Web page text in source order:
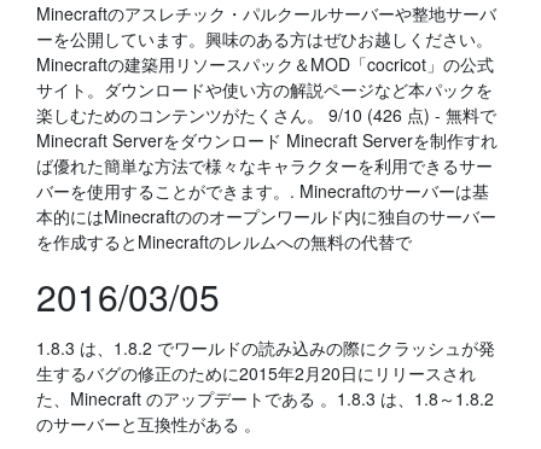
Minecraftのアスレチック・パルクールサーバーや整地サーバ
ーを公開しています。興味のある方はぜひお越しください。
Minecraftの建築用リソースパック＆MOD「cocricot」の公式
サイト。ダウンロードや使い方の解説ページなど本パックを
楽しむためのコンテンツがたくさん。 9/10 (426 点) - 無料で
Minecraft Serverをダウンロード Minecraft Serverを制作すれ
ば優れた簡単な方法で様々なキャラクターを利用できるサー
バーを使用することができます。. Minecraftのサーバーは基
本的にはMinecraftののオープンワールド内に独自のサーバー
を作成するとMinecraftのレルムへの無料の代替で
2016/03/05
1.8.3 は、1.8.2 でワールドの読み込みの際にクラッシュが発
生するバグの修正のために2015年2月20日にリリースされ
た、Minecraft のアップデートである 。1.8.3 は、1.8～1.8.2
のサーバーと互換性がある 。